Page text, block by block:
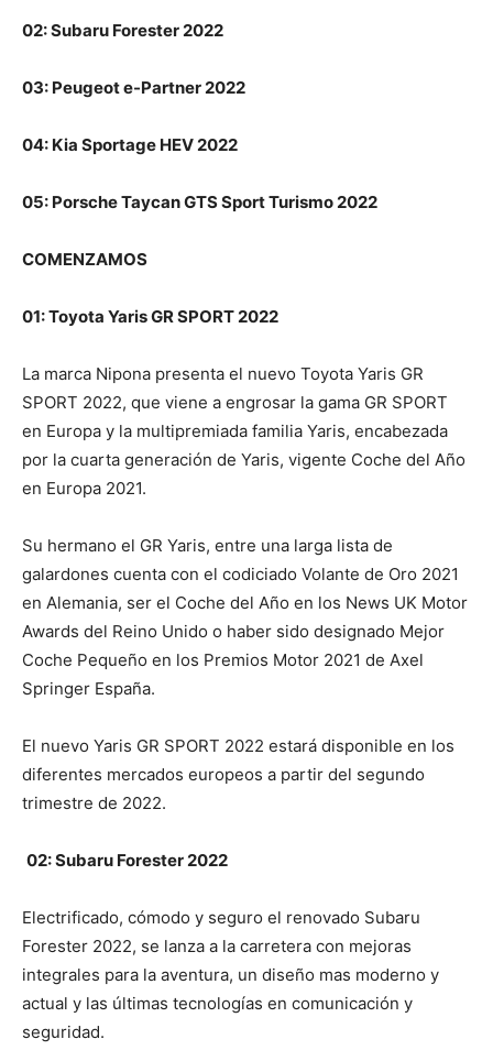
02: Subaru Forester 2022
03: Peugeot e-Partner 2022
04: Kia Sportage HEV 2022
05: Porsche Taycan GTS Sport Turismo 2022
COMENZAMOS
01: Toyota Yaris GR SPORT 2022
La marca Nipona presenta el nuevo Toyota Yaris GR
SPORT 2022, que viene a engrosar la gama GR SPORT
en Europa y la multipremiada familia Yaris, encabezada
por la cuarta generación de Yaris, vigente Coche del Año
en Europa 2021.
Su hermano el GR Yaris, entre una larga lista de
galardones cuenta con el codiciado Volante de Oro 2021
en Alemania, ser el Coche del Año en los News UK Motor
Awards del Reino Unido o haber sido designado Mejor
Coche Pequeño en los Premios Motor 2021 de Axel
Springer España.
El nuevo Yaris GR SPORT 2022 estará disponible en los
diferentes mercados europeos a partir del segundo
trimestre de 2022.
02: Subaru Forester 2022
Electrificado, cómodo y seguro el renovado Subaru
Forester 2022, se lanza a la carretera con mejoras
integrales para la aventura, un diseño mas moderno y
actual y las últimas tecnologías en comunicación y
seguridad.